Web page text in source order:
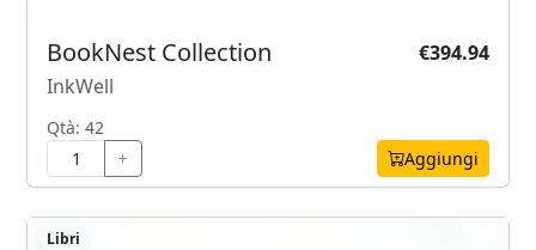
BookNest Collection
InkWell
€394.94
Qtà: 42
Aggiungi
Libri